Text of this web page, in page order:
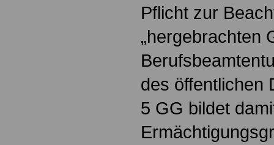
Pflicht zur
„hergebrachten
des öffentlichen
5 GG bildet